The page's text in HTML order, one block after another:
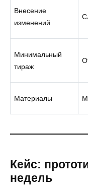
Внесение
изменений
Минимальный
тираж
Материалы
Кейс:
недель